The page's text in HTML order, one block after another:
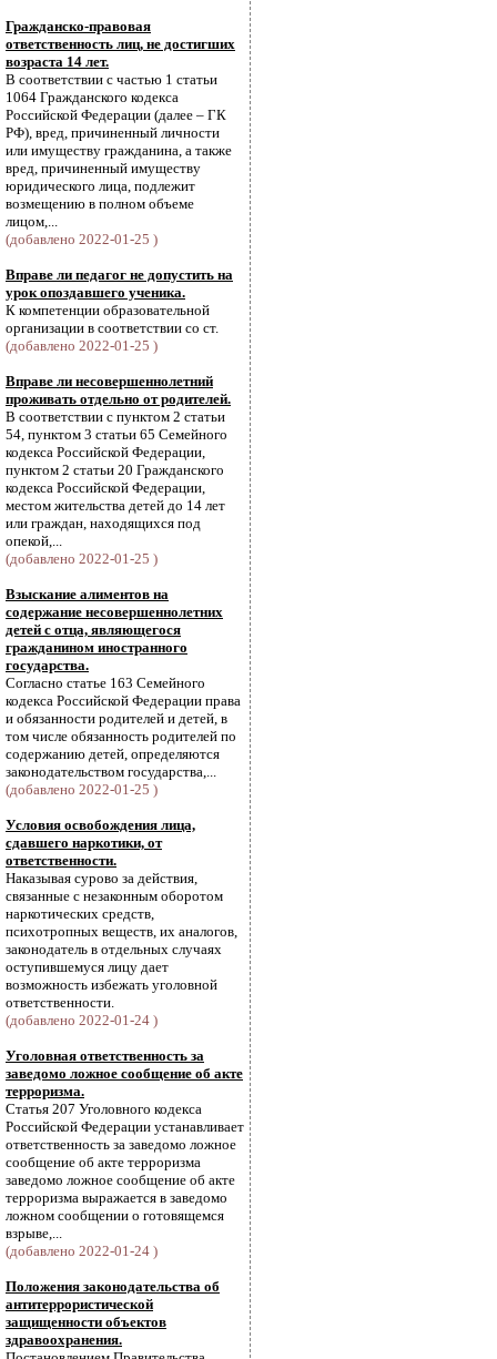
Гражданско-правовая
ответственность лиц, не достигших
возраста 14 лет.
В соответствии с частью 1 статьи
1064 Гражданского кодекса
Российской Федерации (далее – ГК
РФ), вред, причиненный личности
или имуществу гражданина, а также
вред, причиненный имуществу
юридического лица, подлежит
возмещению в полном объеме
лицом,...
(добавлено 2022-01-25 )
Вправе ли педагог не допустить на
урок опоздавшего ученика.
К компетенции образовательной
организации в соответствии со ст.
(добавлено 2022-01-25 )
Вправе ли несовершеннолетний
проживать отдельно от родителей.
В соответствии с пунктом 2 статьи
54, пунктом 3 статьи 65 Семейного
кодекса Российской Федерации,
пунктом 2 статьи 20 Гражданского
кодекса Российской Федерации,
местом жительства детей до 14 лет
или граждан, находящихся под
опекой,...
(добавлено 2022-01-25 )
Взыскание алиментов на
содержание несовершеннолетних
детей с отца, являющегося
гражданином иностранного
государства.
Согласно статье 163 Семейного
кодекса Российской Федерации права
и обязанности родителей и детей, в
том числе обязанность родителей по
содержанию детей, определяются
законодательством государства,...
(добавлено 2022-01-25 )
Условия освобождения лица,
сдавшего наркотики, от
ответственности.
Наказывая сурово за действия,
связанные с незаконным оборотом
наркотических средств,
психотропных веществ, их аналогов,
законодатель в отдельных случаях
оступившемуся лицу дает
возможность избежать уголовной
ответственности.
(добавлено 2022-01-24 )
Уголовная ответственность за
заведомо ложное сообщение об акте
терроризма.
Статья 207 Уголовного кодекса
Российской Федерации устанавливает
ответственность за заведомо ложное
сообщение об акте терроризма
заведомо ложное сообщение об акте
терроризма выражается в заведомо
ложном сообщении о готовящемся
взрыве,...
(добавлено 2022-01-24 )
Положения законодательства об
антитеррористической
защищенности объектов
здравоохранения.